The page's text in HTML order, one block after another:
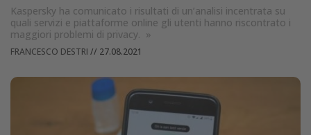
Kaspersky ha comunicato i risultati di un’analisi incentrata su
quali servizi e piattaforme online gli utenti hanno riscontrato i
maggiori problemi di privacy. »
FRANCESCO DESTRI // 27.08.2021